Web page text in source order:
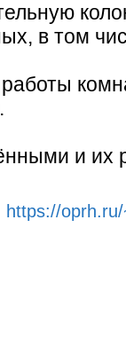
в том
и их
https://